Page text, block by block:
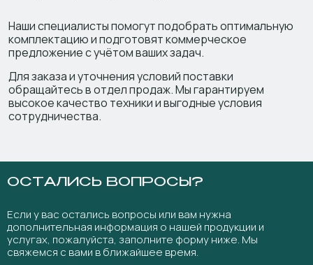
Наши специалисты помогут подобрать оптимальную
комплектацию и подготовят коммерческое
предложение с учётом ваших задач.
Для заказа и уточнения условий поставки
обращайтесь в отдел продаж. Мы гарантируем
высокое качество техники и выгодные условия
сотрудничества.
ОСТАЛИСЬ ВОПРОСЫ?
Если у вас остались вопросы или вам нужна
дополнительная информация о нашей продукции и
услугах, пожалуйста, заполните форму ниже. Мы
свяжемся с вами в ближайшее время.